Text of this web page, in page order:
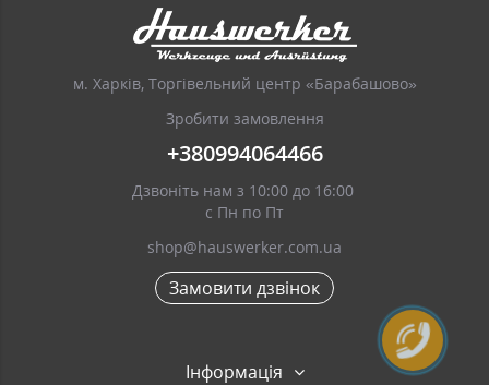
м. Харків, Торгівельний центр «Барабашово»
Зробити замовлення
+380994064466
Дзвоніть нам з 10:00 до 16:00
с Пн по Пт
shop@hauswerker.com.ua
Замовити дзвінок
Інформація